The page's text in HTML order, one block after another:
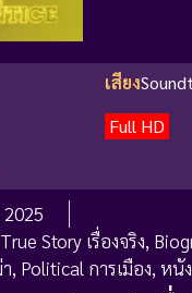
เสียง
Full HD
Story เรื่องจริง,
, Political การเมือง, หนั